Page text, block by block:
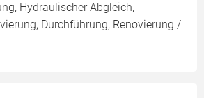
Hydraulischer Abgleich,
Durchführung, Renovierung /